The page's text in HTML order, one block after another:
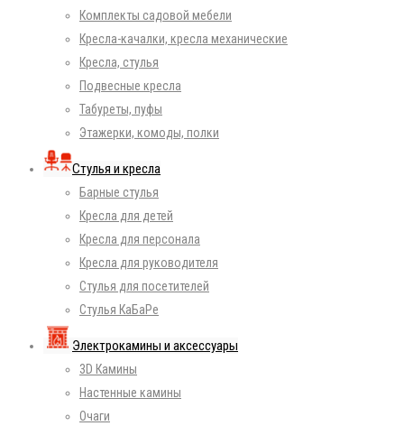
Комплекты садовой мебели
Кресла-качалки, кресла механические
Кресла, стулья
Подвесные кресла
Табуреты, пуфы
Этажерки, комоды, полки
Стулья и кресла
Барные стулья
Кресла для детей
Кресла для персонала
Кресла для руководителя
Стулья для посетителей
Стулья КаБаРе
Электрокамины и аксессуары
3D Камины
Настенные камины
Очаги